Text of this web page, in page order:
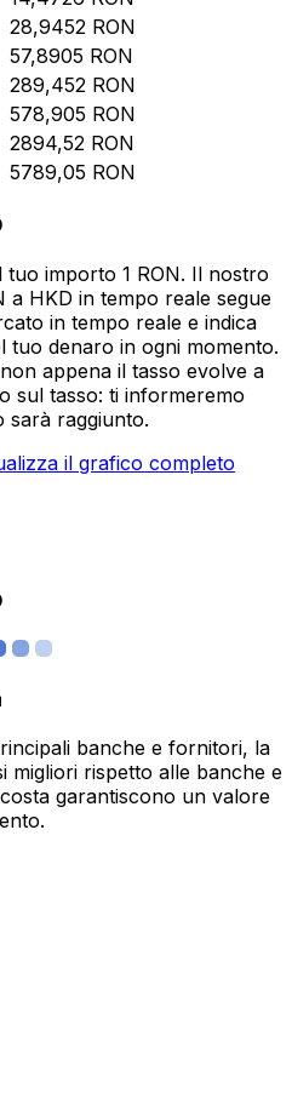
28,9452 RON
57,8905 RON
289,452 RON
578,905 RON
2894,52 RON
5789,05 RON
importo 1 RON. Il nostro
a HKD in tempo reale segue
in tempo reale e indica
tuo denaro in ogni momento.
appena il tasso evolve a
sul tasso: ti informeremo
sarà raggiunto.
il grafico completo
banche e fornitori, la
migliori rispetto alle banche e
garantiscono un valore